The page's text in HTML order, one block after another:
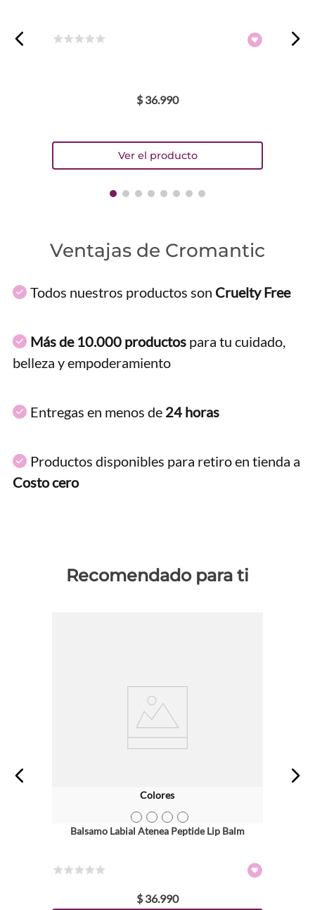
$ 36.990
Ventajas de Cromantic
Todos nuestros productos son Cruelty Free
Más de 10.000 productos para tu cuidado,
belleza y empoderamiento
Entregas en menos de 24 horas
Productos disponibles para retiro en tienda a
Costo cero
Recomendado para ti
Colores
Balsamo Labial Atenea Peptide Lip Balm
$ 36.990